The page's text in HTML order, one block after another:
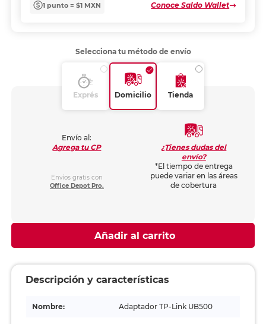
1 punto = $1 MXN Conoce Saldo Wallet
Selecciona tu método de envío
Exprés Domicilio Tienda
Envío al:
Agrega tu CP
Envíos gratis con
Office Depot Pro.
¿Tienes dudas del
envío?
*El tiempo de entrega
puede variar en las áreas
de cobertura
Añadir al carrito
Descripción y características
Nombre: Adaptador TP-Link UB500